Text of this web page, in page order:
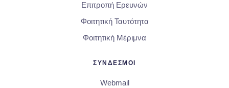
Επιτροπή Ερευνών
Φοιτητική Ταυτότητα
Φοιτητική Μέριμνα
ΣΥΝΔΕΣΜΟΙ
Webmail